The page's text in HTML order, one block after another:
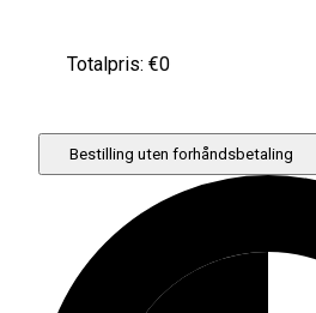
Totalpris: €0
Bestilling uten forhåndsbetaling